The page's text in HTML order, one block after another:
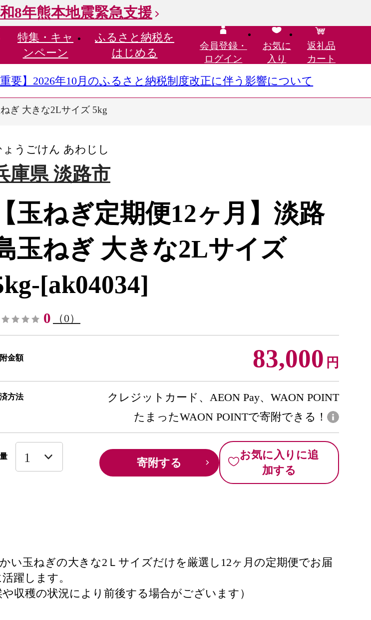
和8年熊本地震緊急支援
特集・ キャ
ンペーン
ふるさと納税を
はじめる
会員登録・
ログイン
お気に
入り
返礼品
カート
重要】2026年10月のふるさと納税制度改正に伴う影響について
ぎ 大きな2Lサイズ 5kg
ょうごけん あわじし
庫県 淡路市
【玉ねぎ定期便12ヶ月】淡路
玉ねぎ 大きな2Lサイズ
[ak04034]
0 （0）
金額 83,000 円
方法
クレジットカード、AEON Pay、WAON POINT
たまったWAON POINTで寄附できる！
寄附する
お気に入りに追
加する
い玉ねぎの大きな2Ｌサイズだけを厳選し12ヶ月の定期便でお届
躍します。
収穫の状況により前後する場合がございます）